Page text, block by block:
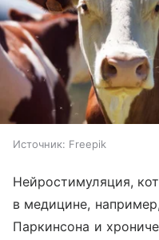
Источник: Freepik
Нейростимуляция,
в медицине,
Паркинсона и